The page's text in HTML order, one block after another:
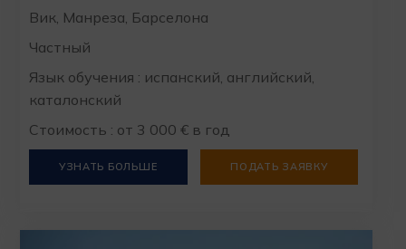
Вик, Манреза, Барселона
Частный
Язык обучения : испанский, английский,
каталонский
Стоимость : от 3 000 € в год
УЗНАТЬ БОЛЬШЕ ПОДАТЬ ЗАЯВКУ